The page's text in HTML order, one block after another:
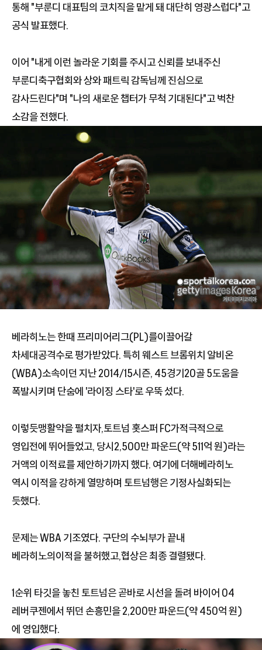
통해 "부룬디 대표팀의 코치직을 맡게 돼 대단히 영광스럽다"고
공식 발표했다.
이어 "내게 이런 놀라운 기회를 주시고 신뢰를 보내주신
부룬디축구협회와 상와 패트릭 감독님께 진심으로
감사드린다"며 "나의 새로운 챕터가 무척 기대된다"고 벅찬
소감을 전했다.
베라히노는 한때 프리미어리그(PL)를이끌어갈
차세대공격수로 평가받았다. 특히 웨스트 브롬위치 알비온
(WBA)소속이던 지난 2014/15시즌, 45경기20골 5도움을
폭발시키며 단숨에 '라이징 스타'로 우뚝 섰다.
이렇듯맹활약을 펼치자,토트넘 홋스퍼 FC가적극적으로
영입전에 뛰어들었고, 당시2,500만 파운드(약 511억 원)라는
거액의 이적료를 제안하기까지 했다. 여기에 더해베라히노
역시 이적을 강하게 열망하며 토트넘행은 기정사실화되는
듯했다.
문제는 WBA 기조였다. 구단의 수뇌부가 끝내
베라히노의이적을 불허했고,협상은 최종 결렬됐다.
1순위 타깃을 놓친 토트넘은 곧바로 시선을 돌려 바이어 04
레버쿠젠에서 뛰던 손흥민을 2,200만 파운드(약 450억 원)
에 영입했다.